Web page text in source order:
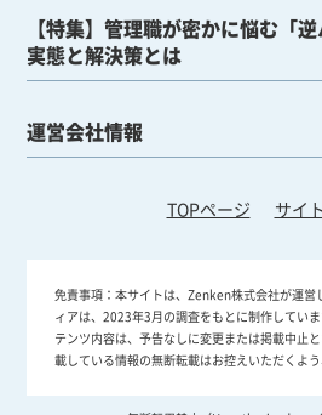
【特集】管理職が密かに悩む「
実態と解決策とは
運営会社情報
TOPページ サイ
免責事項： 本サイトは、Zenken株式会社が運営
ィアは、2023年3月の調査をもとに制作してい
テンツ内容は、予告なしに変更または掲載中止
載している情報の無断転載はお控えいただくよう